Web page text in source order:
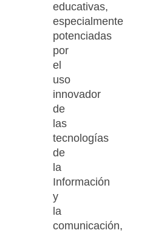
educativas,
especialmente
potenciadas
por
el
uso
innovador
de
las
tecnologías
de
la
Información
y
la
comunicación,